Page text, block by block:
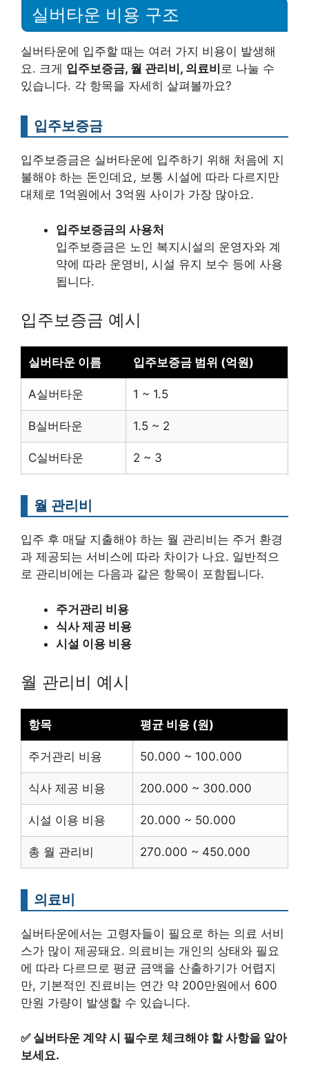
실버타운 비용 구조
실버타운에 입주할 때는 여러 가지 비용이 발생해
요. 크게 입주보증금, 월 관리비, 의료비 로 나눌 수
있습니다. 각 항목을 자세히 살펴볼까요?
입주보증금
입주보증금은 실버타운에 입주하기 위해 처음에 지
불해야 하는 돈인데요, 보통 시설에 따라 다르지만
대체로 1억원에서 3억원 사이가 가장 많아요.
입주보증금의 사용처
입주보증금은 노인 복지시설의 운영자와 계
약에 따라 운영비, 시설 유지 보수 등에 사용
됩니다.
입주보증금 예시
실버타운 이름 입주보증금 범위 (억원)
A실버타운 1 ~ 1.5
B실버타운 1.5 ~ 2
C실버타운 2 ~ 3
월 관리비
입주 후 매달 지출해야 하는 월 관리비는 주거 환경
과 제공되는 서비스에 따라 차이가 나요. 일반적으
로 관리비에는 다음과 같은 항목이 포함됩니다.
주거관리 비용
식사 제공 비용
시설 이용 비용
월 관리비 예시
항목 평균 비용 (원)
주거관리 비용 50.000 ~ 100.000
식사 제공 비용 200.000 ~ 300.000
시설 이용 비용 20.000 ~ 50.000
총 월 관리비 270.000 ~ 450.000
의료비
실버타운에서는 고령자들이 필요로 하는 의료 서비
스가 많이 제공돼요. 의료비는 개인의 상태와 필요
에 따라 다르므로 평균 금액을 산출하기가 어렵지
만, 기본적인 진료비는 연간 약 200만원에서 600
만원 가량이 발생할 수 있습니다.
✅ 실버타운 계약 시 필수로 체크해야 할 사항을 알아
보세요.